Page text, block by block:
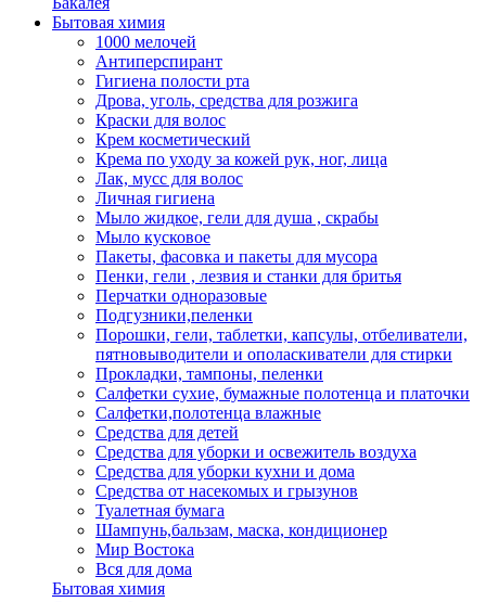
Бытовая химия
1000 мелочей
Антиперспирант
Гигиена полости рта
Дрова, уголь, средства для розжига
Краски для волос
Крем косметический
Крема по уходу за кожей рук, ног, лица
Лак, мусс для волос
Личная гигиена
Мыло жидкое, гели для душа , скрабы
Мыло кусковое
Пакеты, фасовка и пакеты для мусора
Пенки, гели , лезвия и станки для бритья
Перчатки одноразовые
Подгузники,пеленки
Порошки, гели, таблетки, капсулы, отбеливатели,
пятновыводители и ополаскиватели для стирки
Прокладки, тампоны, пеленки
Салфетки сухие, бумажные полотенца и платочки
Салфетки,полотенца влажные
Средства для детей
Средства для уборки и освежитель воздуха
Средства для уборки кухни и дома
Средства от насекомых и грызунов
Туалетная бумага
Шампунь,бальзам, маска, кондиционер
Мир Востока
Вся для дома
Бытовая химия